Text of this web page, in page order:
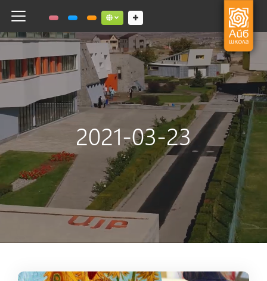
Toggle navigation Social links dropdown button
2021-03-23